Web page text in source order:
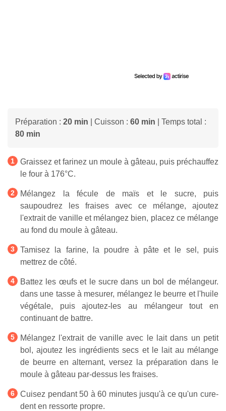
Préparation : 20 min | Cuisson : 60 min | Temps total :
80 min
Graissez et farinez un moule à gâteau, puis préchauffez
le four à 176°C.
Mélangez la fécule de maïs et le sucre, puis
saupoudrez les fraises avec ce mélange, ajoutez
l'extrait de vanille et mélangez bien, placez ce mélange
au fond du moule à gâteau.
Tamisez la farine, la poudre à pâte et le sel, puis
mettrez de côté.
Battez les œufs et le sucre dans un bol de mélangeur.
dans une tasse à mesurer, mélangez le beurre et l'huile
végétale, puis ajoutez-les au mélangeur tout en
continuant de battre.
Mélangez l'extrait de vanille avec le lait dans un petit
bol, ajoutez les ingrédients secs et le lait au mélange
de beurre en alternant, versez la préparation dans le
moule à gâteau par-dessus les fraises.
Cuisez pendant 50 à 60 minutes jusqu'à ce qu'un cure-
dent en ressorte propre.